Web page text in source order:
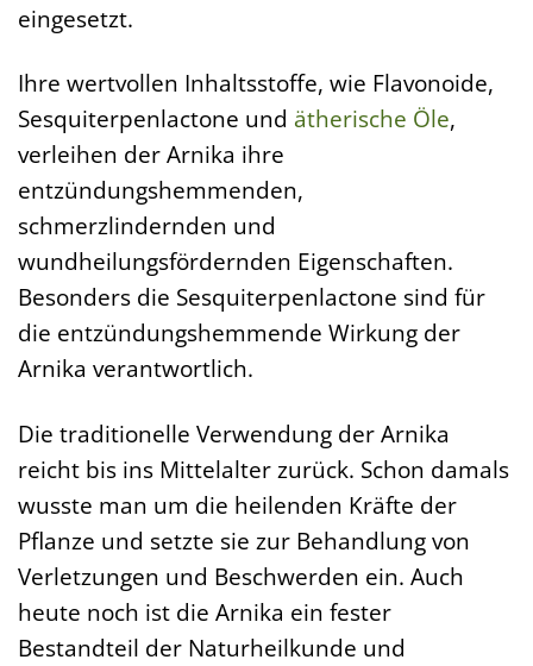
eingesetzt.
Ihre wertvollen Inhaltsstoffe, wie Flavonoide,
Sesquiterpenlactone und ätherische Öle,
verleihen der Arnika ihre
entzündungshemmenden,
schmerzlindernden und
wundheilungsfördernden Eigenschaften.
Besonders die Sesquiterpenlactone sind für
die entzündungshemmende Wirkung der
Arnika verantwortlich.
Die traditionelle Verwendung der Arnika
reicht bis ins Mittelalter zurück. Schon damals
wusste man um die heilenden Kräfte der
Pflanze und setzte sie zur Behandlung von
Verletzungen und Beschwerden ein. Auch
heute noch ist die Arnika ein fester
Bestandteil der Naturheilkunde und